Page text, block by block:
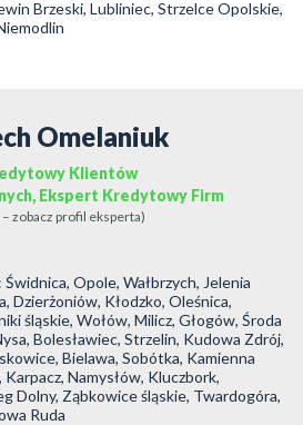
Brzeski, Lubliniec, Strzelce Opolskie,
Omelaniuk
Klientów
Ekspert Kredytowy Firm
zobacz profil eksperta)
: Świdnica, Opole, Wałbrzych, Jelenia
Dzierżoniów, Kłodzko, Oleśnica,
śląskie, Wołów, Milicz, Głogów, Środa
Bolesławiec, Strzelin, Kudowa Zdrój,
Bielawa, Sobótka, Kamienna
Karpacz, Namysłów, Kluczbork,
Dolny, Ząbkowice śląskie, Twardogóra,
Ruda